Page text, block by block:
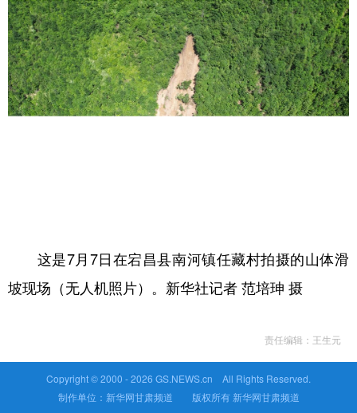
这是7月7日在宕昌县南河镇任藏村拍摄的山体滑
坡现场（无人机照片）。新华社记者 范培珅 摄
责任编辑：王生元
Copyright © 2000 -2026 GS.NEWS.cn All Rights Reserved.
制作单位：新华网甘肃频道 版权所有 新华网甘肃频道